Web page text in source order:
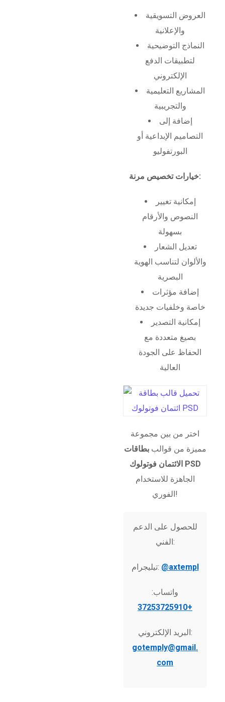
العروض التسويقية
والإعلانية
النماذج التوضيحية
لتطبيقات الدفع
الإلكتروني
المشاريع التعليمية
والتجريبية
إضافة إلى
التصاميم الإبداعية أو
البورتفوليو
خيارات تخصيص مرنة:
إمكانية تغيير
النصوص والأرقام
بسهولة
تعديل الشعار
والألوان لتناسب الهوية
البصرية
إضافة مؤثرات
خاصة وخلفيات جديدة
إمكانية التصدير
بصيغ متعددة مع
الحفاظ على الجودة
العالية
اختر من بين مجموعة
مميزة من قوالببطاقات
الائتمان فوتولوك PSD
الجاهزة للاستخدام
الفوري!
للحصول على الدعم
الفني:
تيليجرام: @axtempl
واتساب:
+37253725910
البريد الإلكتروني:
gotemply@gmail.
com